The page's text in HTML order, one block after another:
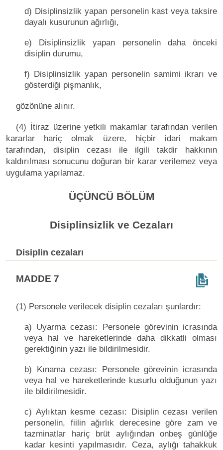
d) Disiplinsizlik yapan personelin kast veya taksire
dayalı kusurunun ağırlığı,
e) Disiplinsizlik yapan personelin daha önceki
disiplin durumu,
f) Disiplinsizlik yapan personelin samimi ikrarı ve
gösterdiği pişmanlık,
gözönüne alınır.
(4) İtiraz üzerine yetkili makamlar tarafından verilen
kararlar hariç olmak üzere, hiçbir idari makam
tarafından, disiplin cezası ile ilgili takdir hakkının
kaldırılması sonucunu doğuran bir karar verilemez veya
uygulama yapılamaz.
ÜÇÜNCÜ BÖLÜM
Disiplinsizlik ve Cezaları
Disiplin cezaları
MADDE 7
(1) Personele verilecek disiplin cezaları şunlardır:
a) Uyarma cezası: Personele görevinin icrasında
veya hal ve hareketlerinde daha dikkatli olması
gerektiğinin yazı ile bildirilmesidir.
b) Kınama cezası: Personele görevinin icrasında
veya hal ve hareketlerinde kusurlu olduğunun yazı
ile bildirilmesidir.
c) Aylıktan kesme cezası: Disiplin cezası verilen
personelin, fiilin ağırlık derecesine göre zam ve
tazminatlar hariç brüt aylığından onbeş günlüğe
kadar kesinti yapılmasıdır. Ceza, aylığı tahakkuk